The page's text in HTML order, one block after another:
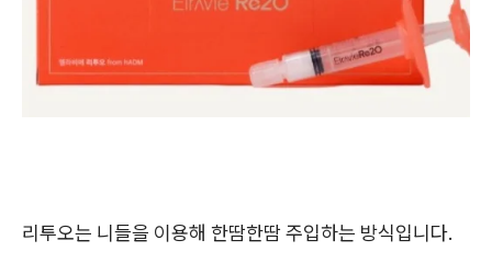
리투오는 니들을 이용해 한땀한땀 주입하는 방식입니다.